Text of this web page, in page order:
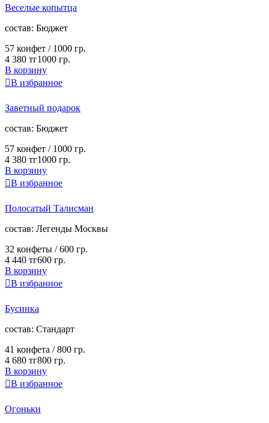
Веселые копытца
cостав: Бюджет
57 конфет / 1000 гр.
4 380 тг1000 гр.
В корзину
В избранное
Заветный подарок
cостав: Бюджет
57 конфет / 1000 гр.
4 380 тг1000 гр.
В корзину
В избранное
Полосатый Талисман
cостав: Легенды Москвы
32 конфеты /600 гр.
4 440 тг600 гр.
В корзину
В избранное
Бусинка
cостав: Стандарт
41 конфета /800 гр.
4 680 тг800 гр.
В корзину
В избранное
Огоньки